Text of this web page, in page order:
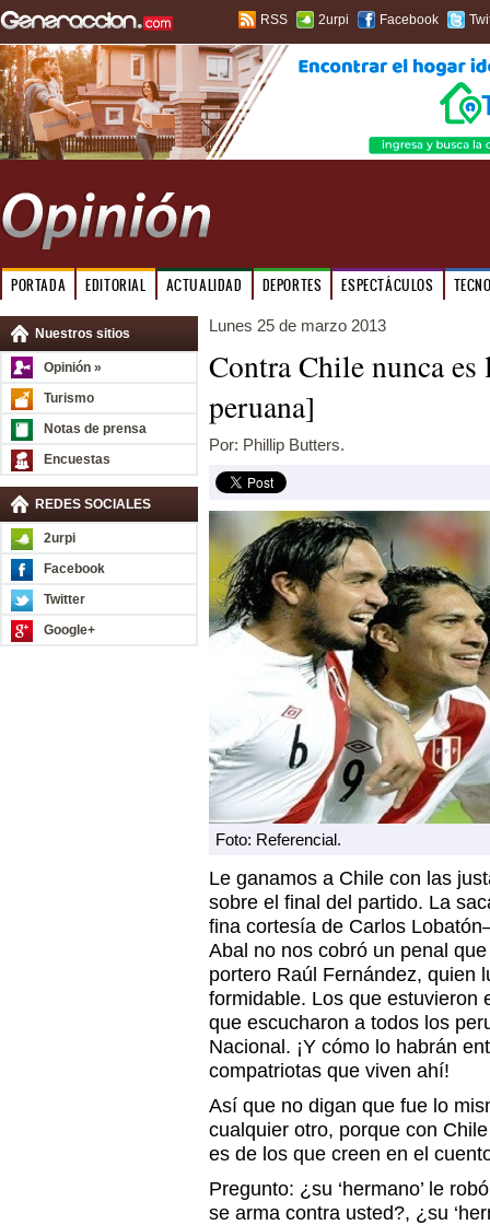
RSS 2urpi Facebook
PORTADA EDITORIAL ACTUALIDAD DEPORTES ESPECTÁCULOS
Nuestros sitios
Opinión »
Turismo
Notas de prensa
Encuestas
REDES SOCIALES
2urpi
Facebook
Twitter
Google+
Lunes 25 de marzo 2013
Contra Chile nunca
peruana]
Por: Phillip Butters.
Foto: Referencial.
Le ganamos a Chile con las
sobre el final del partido. La
fina cortesía de Carlos
Abal no nos cobró un penal
portero Raúl Fernández, quien
formidable. Los que estuvieron
que escucharon a todos los
Nacional. ¡Y cómo lo habrán
compatriotas que viven ahí!
Así que no digan que fue lo
cualquier otro, porque con
es de los que creen en el
Pregunto: ¿su ‘hermano’ le
se arma contra usted?, ¿su